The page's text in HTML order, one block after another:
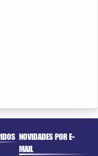
NOVIDADES POR E-
MAIL